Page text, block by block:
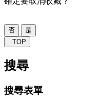
否
是
TOP
搜尋
搜尋表單